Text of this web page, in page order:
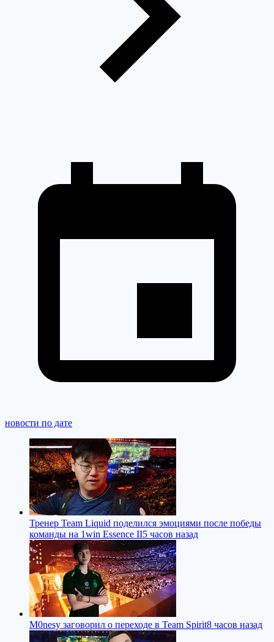
новости по дате
Тренер Team Liquid поделился эмоциями после победы
команды на 1win Essence II5 часов назад
M0nesy заговорил о переходе в Team Spirit8 часов назад